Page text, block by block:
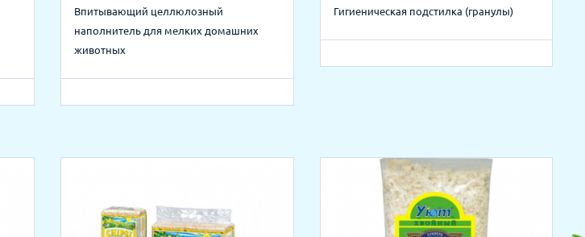
Впитывающий целлюлозный
наполнитель для мелких домашних
животных
Гигиеническая подстилка (гранулы)